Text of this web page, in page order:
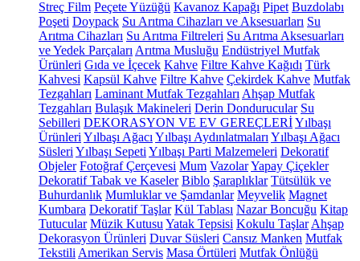
Streç Film Peçete Yüzüğü Kavanoz Kapağı Pipet Buzdolabı
Poşeti Doypack Su Arıtma Cihazları ve Aksesuarları Su
Arıtma Cihazları Su Arıtma Filtreleri Su Arıtma Aksesuarları
ve Yedek Parçaları Arıtma Musluğu Endüstriyel Mutfak
Ürünleri Gıda ve İçecek Kahve Filtre Kahve Kağıdı Türk
Kahvesi Kapsül Kahve Filtre Kahve Çekirdek Kahve Mutfak
Tezgahları Laminant Mutfak Tezgahları Ahşap Mutfak
Tezgahları Bulaşık Makineleri Derin Dondurucular Su
Sebilleri DEKORASYON VE EV GEREÇLERİYılbaşı
Ürünleri Yılbaşı Ağacı Yılbaşı Aydınlatmaları Yılbaşı Ağacı
Süsleri Yılbaşı Sepeti Yılbaşı Parti Malzemeleri Dekoratif
Objeler Fotoğraf Çerçevesi Mum VazolarYapay Çiçekler
Dekoratif Tabak ve Kaseler Biblo Şaraplıklar Tütsülük ve
Buhurdanlık Mumluklar ve Şamdanlar Meyvelik Magnet
Kumbara Dekoratif Taşlar Kül Tablası Nazar Boncuğu Kitap
Tutucular Müzik Kutusu Yatak Tepsisi Kokulu Taşlar Ahşap
Dekorasyon Ürünleri Duvar Süsleri Cansız Manken Mutfak
Tekstili Amerikan Servis Masa Örtüleri Mutfak Önlüğü